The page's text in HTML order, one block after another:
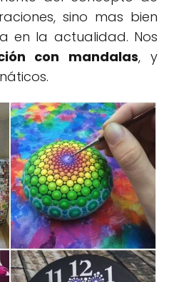
sino mas bien
en la actualidad. Nos
con mandalas, y